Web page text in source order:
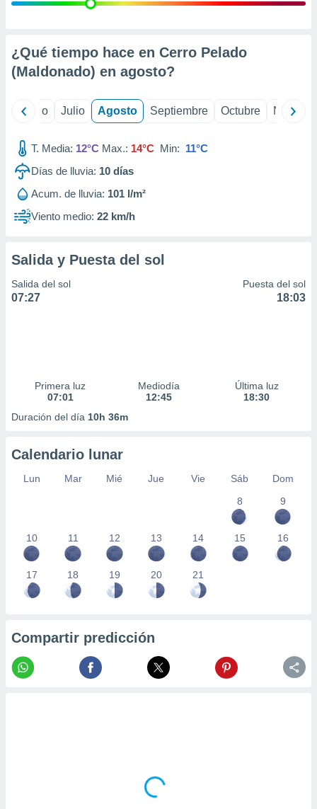
e
mediante
de
1199
¿Qué tiempo hace en Cerro Pelado
(Maldonado) en agosto?
Junio Julio Agosto Septiembre Octubre
T. Media: 12°C Max.: 14°C Min: 11°C
Días de lluvia: 10 días
Acum. de lluvia: 101 l/m²
Viento medio: 22 km/h
Salida y Puesta del sol
Salida del sol
07:27
Puesta del sol
18:03
Primera luz
07:01
Mediodía
12:45
Última luz
18:30
Duración del día 10h 36m
Calendario lunar
Lun Mar Mié Jue Vie Sáb
Dom
8
9
10 11 12 13 14 15 16
17 18 19 20 21
Compartir predicción